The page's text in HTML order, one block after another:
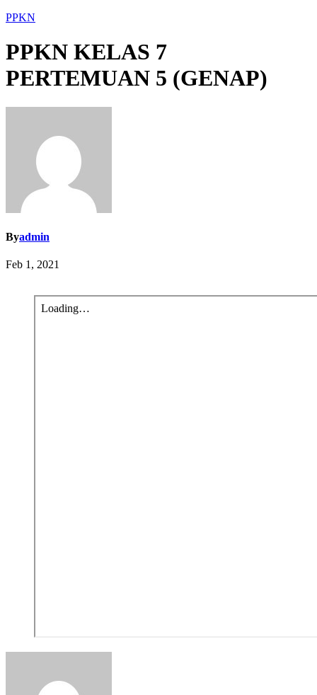
PPKN
PPKN KELAS 7
PERTEMUAN 5 (GENAP)
Byadmin
Feb 1, 2021